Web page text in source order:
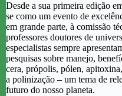
Desde a sua primeira edição
se como um evento de
em grande parte, à comissão
professores doutores de
especialistas sempre
pesquisas sobre manejo,
cera, própolis, pólen,
a polinização – um tema de
futuro do nosso planeta.